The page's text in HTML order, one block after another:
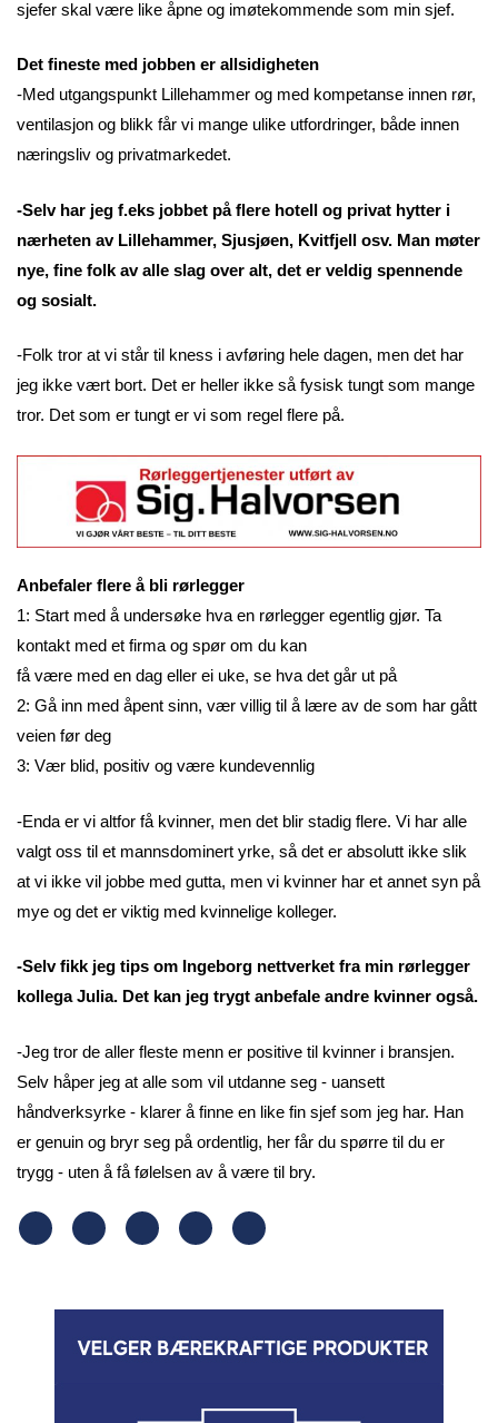
sjefer skal være like åpne og imøtekommende som min sjef.
Det fineste med jobben er allsidigheten
-Med utgangspunkt Lillehammer og med kompetanse innen rør,
ventilasjon og blikk får vi mange ulike utfordringer, både innen
næringsliv og privatmarkedet.
-Selv har jeg f.eks jobbet på flere hotell og privat hytter i
nærheten av Lillehammer, Sjusjøen, Kvitfjell osv. Man møter
nye, fine folk av alle slag over alt, det er veldig spennende
og sosialt.
-Folk tror at vi står til kness i avføring hele dagen, men det har
jeg ikke vært bort. Det er heller ikke så fysisk tungt som mange
tror. Det som er tungt er vi som regel flere på.
Anbefaler flere å bli rørlegger
1: Start med å undersøke hva en rørlegger egentlig gjør. Ta
kontakt med et firma og spør om du kan
få være med en dag eller ei uke, se hva det går ut på
2: Gå inn med åpent sinn, vær villig til å lære av de som har gått
veien før deg
3: Vær blid, positiv og være kundevennlig
-Enda er vi altfor få kvinner, men det blir stadig flere. Vi har alle
valgt oss til et mannsdominert yrke, så det er absolutt ikke slik
at vi ikke vil jobbe med gutta, men vi kvinner har et annet syn på
mye og det er viktig med kvinnelige kolleger.
-Selv fikk jeg tips om Ingeborg nettverket fra min rørlegger
kollega Julia. Det kan jeg trygt anbefale andre kvinner også.
-Jeg tror de aller fleste menn er positive til kvinner i bransjen.
Selv håper jeg at alle som vil utdanne seg - uansett
håndverksyrke - klarer å finne en like fin sjef som jeg har. Han
er genuin og bryr seg på ordentlig, her får du spørre til du er
trygg - uten å få følelsen av å være til bry.